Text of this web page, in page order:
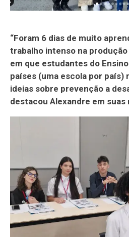
“Foram 6 dias de muito
trabalho intenso na
em que estudantes do
países (uma escola por país)
ideias sobre prevenção a
destacou Alexandre em suas